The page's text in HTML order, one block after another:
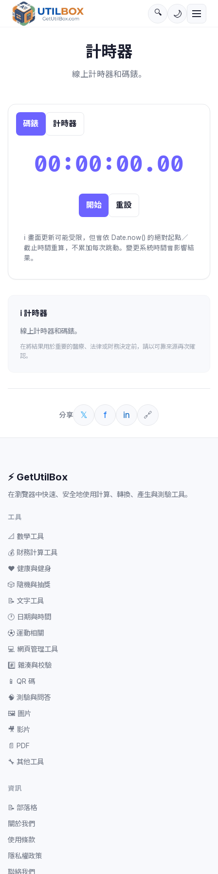
🔍 🌙
計時器
線上計時器和碼錶。
碼錶 計時器
00:00:00.00
開始 重設
ℹ️ 畫面更新可能受限，但會依 Date.now() 的絕對起點／
截止時間重算，不累加每次跳動。變更系統時間會影響結
果。
ℹ️ 計時器
線上計時器和碼錶。
在將結果用於重要的醫療、法律或財務決定前，請以可靠來源再次確
認。
分享 𝕏 f in 🔗
⚡ GetUtilBox
在瀏覽器中快速、安全地使用計算、轉換、產生與測驗工具。
工具
📐 數學工具
💰 財務計算工具
❤️ 健康與健身
🎲 隨機與抽獎
📝 文字工具
🕐 日期與時間
⚽ 運動相關
💻 網頁管理工具
#️⃣ 雜湊與校驗
📱 QR 碼
🧠 測驗與問答
🖼️ 圖片
🎥 影片
📄 PDF
🔧 其他工具
資訊
📝 部落格
關於我們
使用條款
隱私權政策
聯絡我們